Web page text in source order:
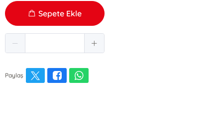
Sepete Ekle
Paylaş